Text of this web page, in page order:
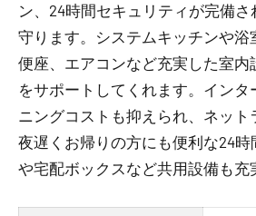
ン、24時間セキュリティが完備
守ります。システムキッチンや浴
便座、エアコンなど充実した室内
をサポートしてくれます。インタ
ニングコストも抑えられ、ネット
夜遅くお帰りの方にも便利な24
や宅配ボックスなど共用設備も充